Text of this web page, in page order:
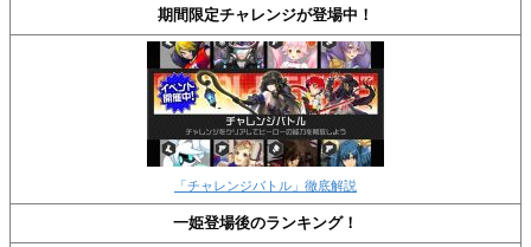
期間限定チャレンジが登場中！
「チャレンジバトル」徹底解説
一姫登場後のランキング！